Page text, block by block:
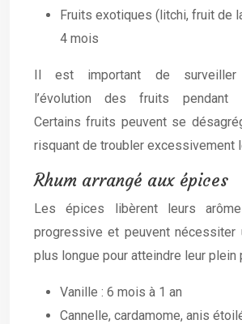
Fruits exotiques (litchi, fruit de
4 mois
Il est important de surveiller
l’évolution des fruits pendant
Certains fruits peuvent se
risquant de troubler excessivement
Rhum arrangé aux épices
Les épices libèrent leurs
progressive et peuvent nécessiter
plus longue pour atteindre leur plein
Vanille : 6 mois à 1 an
Cannelle, cardamome, anis